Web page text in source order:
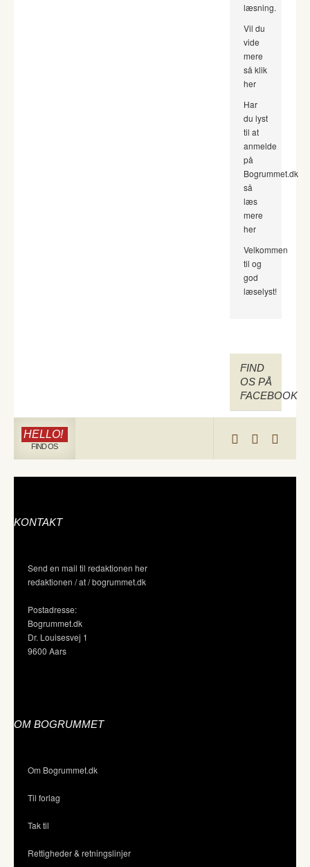
læsning.
Vil du
vide
mere
så klik
her
Har
du lyst
til at
anmelde
på
Bogrummet.dk
så
læs
mere
her
Velkommen
til og
god
læselyst!
FIND
OS PÅ
FACEBOOK
HELLO!
FIND OS
KONTAKT
Send en mail til redaktionen her
redaktionen / at / bogrummet.dk
Postadresse:
Bogrummet.dk
Dr. Louisesvej 1
9600 Aars
OM BOGRUMMET
Om Bogrummet.dk
Til forlag
Tak til
Rettigheder & retningslinjer